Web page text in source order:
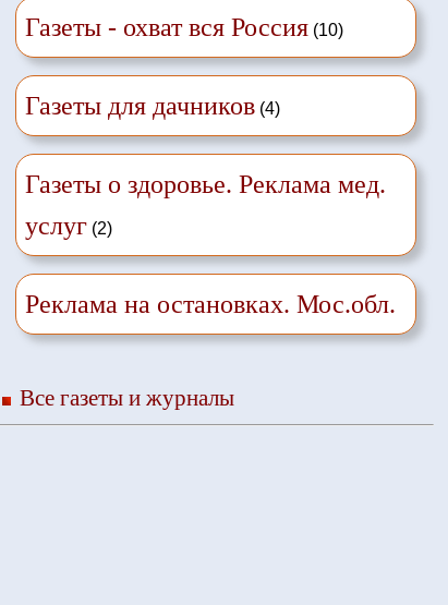
Газеты - охват вся Россия(10)
Газеты для дачников(4)
Газеты о здоровье. Реклама мед.
услуг(2)
Реклама на остановках. Мос.обл.
Все газеты и журналы